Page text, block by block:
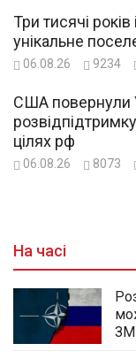
Три тисячі
унікальне
06.08.26 9234
США повернули
цілях рф
06.08.26 8073
На часі